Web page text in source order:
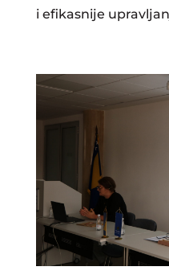
i efikasnije